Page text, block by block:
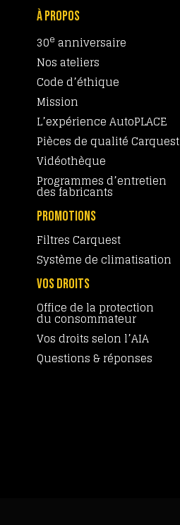
À PROPOS
30e anniversaire
Nos ateliers
Code d’éthique
Mission
L’expérience AutoPLACE
Pièces de qualité Carquest
Vidéothèque
Programmes d’entretien
des fabricants
PROMOTIONS
Filtres Carquest
Système de climatisation
VOS DROITS
Office de la protection
du consommateur
Vos droits selon l’AIA
Questions & réponses